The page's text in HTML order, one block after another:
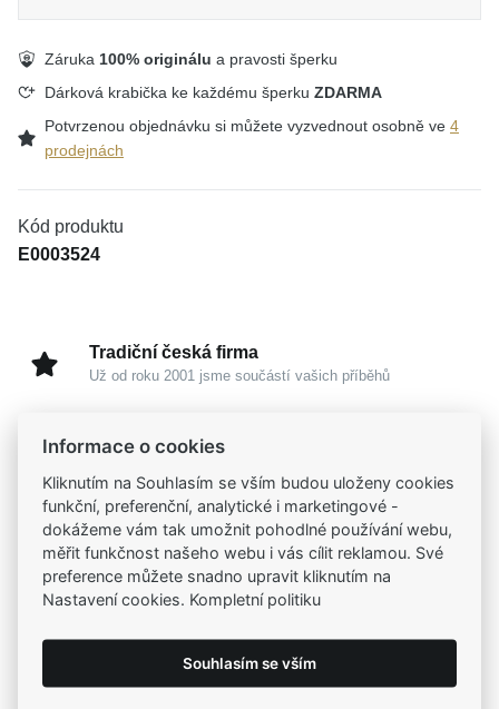
Záruka 100% originálu a pravosti šperku
Dárková krabička ke každému šperku ZDARMA
Potvrzenou objednávku si můžete vyzvednout osobně ve 4
prodejnách
Kód produktu
E0003524
Tradiční česká firma
Už od roku 2001 jsme součástí vašich příběhů
Široký výběr produktů
Garance vysoké kvality
Certifikáty původu a kvality k vybraným šperkům
Zastavte se do jedné z našich4 prodejen
Informace o cookies
Kliknutím na Souhlasím se vším budou uloženy cookies
funkční, preferenční, analytické i marketingové -
dokážeme vám tak umožnit pohodlné používání webu,
měřit funkčnost našeho webu i vás cílit reklamou. Své
preference můžete snadno upravit kliknutím na
Nastavení cookies. Kompletní politiku
Souhlasím se vším